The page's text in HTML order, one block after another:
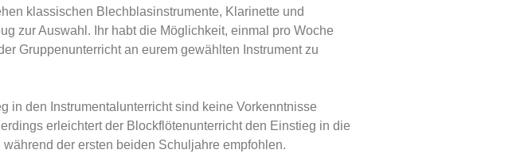
klassischen Blechblasinstrumente, Klarinette und
zur Auswahl. Ihr habt die Möglichkeit, einmal pro Woche
Gruppenunterricht an eurem gewählten Instrument zu
in den Instrumentalunterricht sind keine Vorkenntnisse
erleichtert der Blockflötenunterricht den Einstieg in die
während der ersten beiden Schuljahre empfohlen.